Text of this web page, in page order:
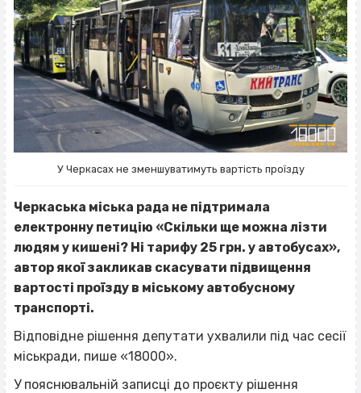
У Черкасах не зменшуватимуть вартість проїзду
Черкаська міська рада не підтримала
електронну петицію «Скільки ще можна лізти
людям у кишені? Ні тарифу 25 грн. у автобусах»,
автор якої закликав скасувати підвищення
вартості проїзду в міському автобусному
транспорті.
Відповідне рішення депутати ухвалили під час сесії
міськради, пише «18000».
У пояснювальній записці до проєкту рішення